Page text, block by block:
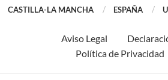
CASTILLA-LA MANCHA
ESPAÑA
Aviso Legal
Política de Privacidad